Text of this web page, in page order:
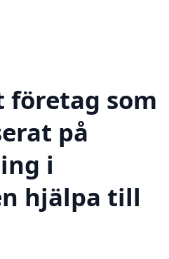
företag som
på
i
hjälpa till